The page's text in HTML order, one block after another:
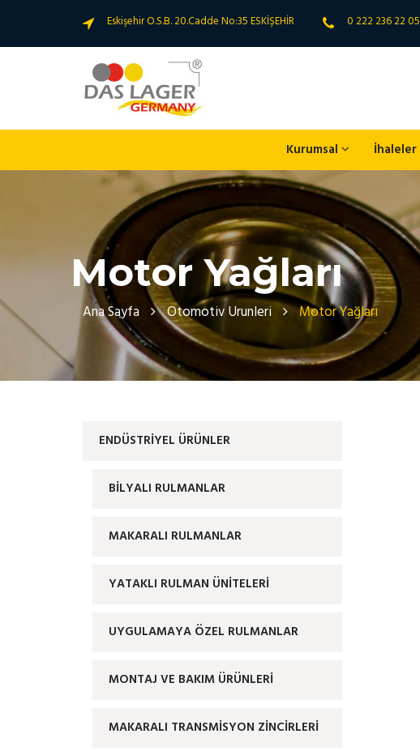
Eskişehir O.S.B. 20.Cadde No:35 ESKİŞEHİR 0 222 236 22 05
Kurumsal İhaleler
Motor Yağları
Ana Sayfa Otomotiv Urunleri Motor Yağları
ENDÜSTRIYEL ÜRÜNLER
BİLYALI RULMANLAR
MAKARALI RULMANLAR
YATAKLI RULMAN ÜNİTELERİ
UYGULAMAYA ÖZEL RULMANLAR
MONTAJ VE BAKIM ÜRÜNLERİ
MAKARALI TRANSMİSYON ZİNCİRLERİ